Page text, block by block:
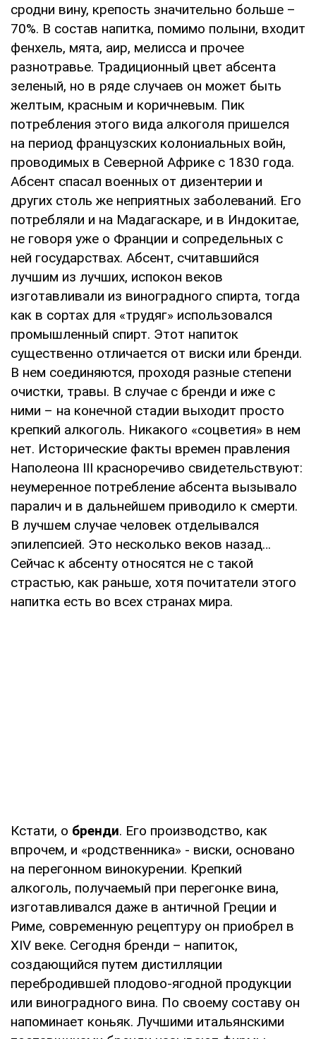
сродни вину, крепость значительно больше –
70%. В состав напитка, помимо полыни, входит
фенхель, мята, аир, мелисса и прочее
разнотравье. Традиционный цвет абсента
зеленый, но в ряде случаев он может быть
желтым, красным и коричневым. Пик
потребления этого вида алкоголя пришелся
на период французских колониальных войн,
проводимых в Северной Африке с 1830 года.
Абсент спасал военных от дизентерии и
других столь же неприятных заболеваний. Его
потребляли и на Мадагаскаре, и в Индокитае,
не говоря уже о Франции и сопредельных с
ней государствах. Абсент, считавшийся
лучшим из лучших, испокон веков
изготавливали из виноградного спирта, тогда
как в сортах для «трудяг» использовался
промышленный спирт. Этот напиток
существенно отличается от виски или бренди.
В нем соединяются, проходя разные степени
очистки, травы. В случае с бренди и иже с
ними – на конечной стадии выходит просто
крепкий алкоголь. Никакого «соцветия» в нем
нет. Исторические факты времен правления
Наполеона III красноречиво свидетельствуют:
неумеренное потребление абсента вызывало
паралич и в дальнейшем приводило к смерти.
В лучшем случае человек отделывался
эпилепсией. Это несколько веков назад…
Сейчас к абсенту относятся не с такой
страстью, как раньше, хотя почитатели этого
напитка есть во всех странах мира.
Кстати, о бренди. Его производство, как
впрочем, и «родственника» - виски, основано
на перегонном винокурении. Крепкий
алкоголь, получаемый при перегонке вина,
изготавливался даже в античной Греции и
Риме, современную рецептуру он приобрел в
XIV веке. Сегодня бренди – напиток,
создающийся путем дистилляции
перебродившей плодово-ягодной продукции
или виноградного вина. По своему составу он
напоминает коньяк. Лучшими итальянскими